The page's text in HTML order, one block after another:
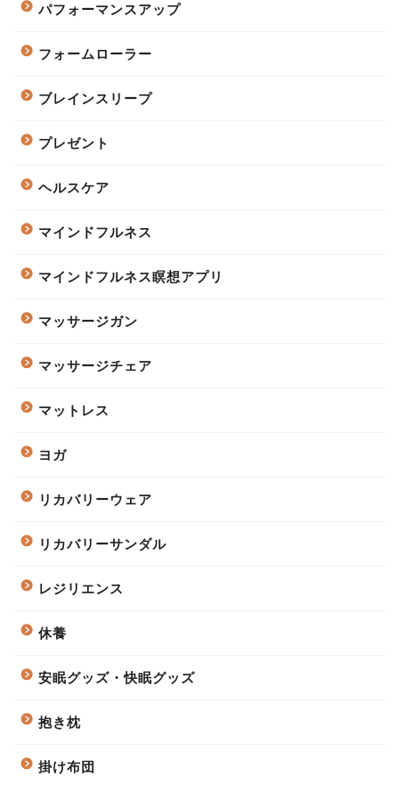
パフォーマンスアップ
フォームローラー
ブレインスリープ
プレゼント
ヘルスケア
マインドフルネス
マインドフルネス瞑想アプリ
マッサージガン
マッサージチェア
マットレス
ヨガ
リカバリーウェア
リカバリーサンダル
レジリエンス
休養
安眠グッズ・快眠グッズ
抱き枕
掛け布団